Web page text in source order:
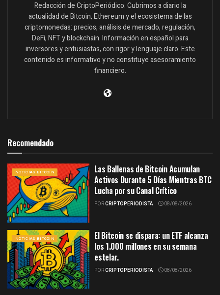
Redacción de CriptoPeriódico. Cubrimos a diario la
actualidad de Bitcoin, Ethereum y el ecosistema de las
criptomonedas: precios, análisis de mercado, regulación,
DeFi, NFT y blockchain. Información en español para
inversores y entusiastas, con rigor y lenguaje claro. Este
contenido es informativo y no constituye asesoramiento
financiero.
Recomendado
NOTICIAS BITCOIN
Las Ballenas de Bitcoin Acumulan
Activos Durante 5 Días Mientras BTC
Lucha por su Canal Crítico
PORCRIPTOPERIODISTA 08/08/2026
NOTICIAS BITCOIN
El Bitcoin se dispara: un ETF alcanza
los 1.000 millones en su semana
estelar.
PORCRIPTOPERIODISTA 08/08/2026